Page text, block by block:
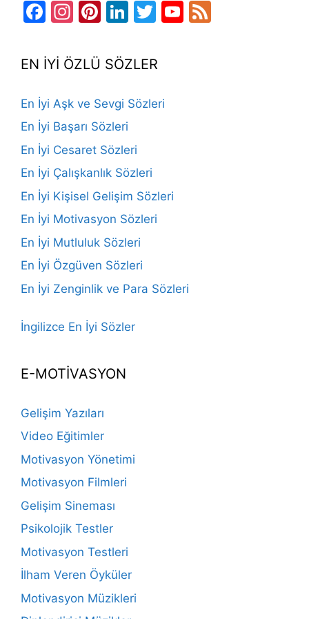
Facebook
Instagram
Pinterest
LinkedIn
TwitterYouTube
EN İYİ ÖZLÜ SÖZLER
En İyi Aşk ve Sevgi Sözleri
En İyi Başarı Sözleri
En İyi Cesaret Sözleri
En İyi Çalışkanlık Sözleri
En İyi Kişisel Gelişim Sözleri
En İyi Motivasyon Sözleri
En İyi Mutluluk Sözleri
En İyi Özgüven Sözleri
En İyi Zenginlik ve Para Sözleri
İngilizce En İyi Sözler
E-MOTİVASYON
Gelişim Yazıları
Video Eğitimler
Motivasyon Yönetimi
Motivasyon Filmleri
Gelişim Sineması
Psikolojik Testler
Motivasyon Testleri
İlham Veren Öyküler
Motivasyon Müzikleri